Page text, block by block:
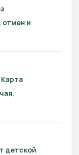
отмен и
Карта
детской